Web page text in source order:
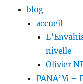
blog
accueil
nivelle
Olivier
PANA’M –